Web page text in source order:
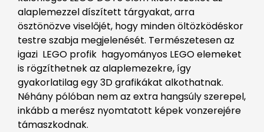
alaplemezzel díszített tárgyakat, arra
ösztönözve viselőjét, hogy minden öltözködéskor
testre szabja megjelenését. Természetesen az
igazi LEGO profik hagyományos LEGO elemeket
is rögzíthetnek az alaplemezekre, így
gyakorlatilag egy 3D grafikákat alkothatnak.
Néhány pólóban nem az extra hangsúly szerepel,
inkább a merész nyomtatott képek vonzerejére
támaszkodnak.